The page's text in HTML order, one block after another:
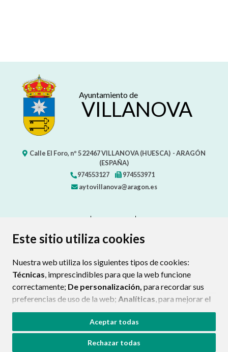
Este sitio utiliza cookies
Nuestra web utiliza los siguientes tipos de cookies:
Técnicas, imprescindibles para que la web funcione
correctamente; De personalización, para recordar sus
preferencias de uso de la web; Analíticas, para mejorar el
funcionamiento de la web y sus servicios.
Si acepta pulsando el botón“Aceptar todas”
consideramos que acepta su uso. Si pulsa el botón
Aceptar todas
Rechazar todas
Ayuntamiento de
VILLANOVA
Calle El Foro, nº 522467VILLANOVA (HUESCA) - ARAGÓN
(ESPAÑA)
974553127
974553971
aytovillanova@aragon.es
PROTECCIÓN DE DATOS
POLÍTICA DE COOKIES